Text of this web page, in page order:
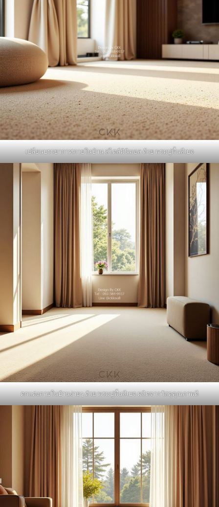
เปลี่ยนบรรยากาศภายในบ้าน สไตล์มินิมอล ด้วย พรมปูพื้นสีเบจ
ตกแต่งภายในบ้านง่ายๆ ด้วย พรมปูพื้นสีเบจ ผลิตจากวัสดุคุณภาพดี